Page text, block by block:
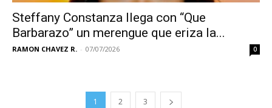
Steffany Constanza llega con “Que
Barbarazo” un merengue que eriza la...
RAMON CHAVEZ R. - 07/07/2026 0
1 2 3